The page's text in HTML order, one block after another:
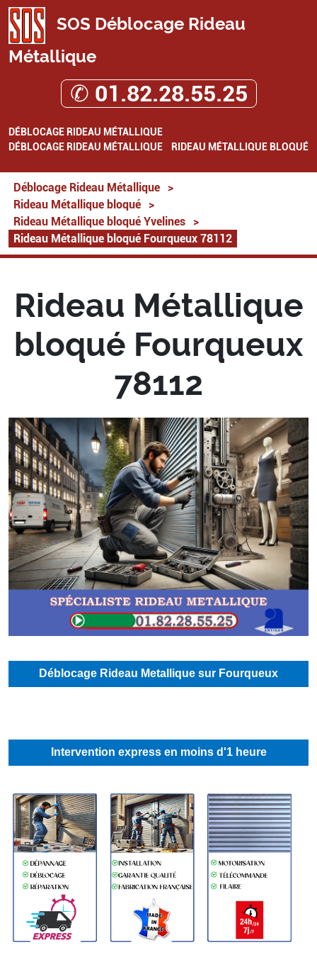
SOS Déblocage Rideau
Métallique
✆ 01.82.28.55.25
DÉBLOCAGE RIDEAU MÉTALLIQUE
DÉBLOCAGE RIDEAU MÉTALLIQUE
RIDEAU MÉTALLIQUE BLOQUÉ
Déblocage Rideau Métallique
>
Rideau Métallique bloqué
>
Rideau Métallique bloqué Yvelines
>
Rideau Métallique bloqué Fourqueux 78112
Rideau Métallique
bloqué Fourqueux
78112
Déblocage Rideau Metallique sur Fourqueux
Intervention express en moins d'1 heure